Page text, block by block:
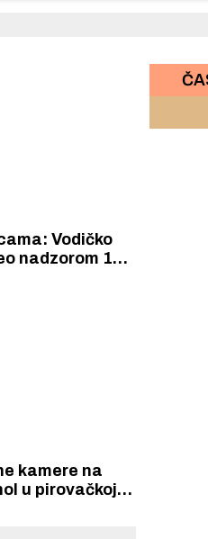
Vodičko
nadzorom 13
kamere na
u pirovačkoj